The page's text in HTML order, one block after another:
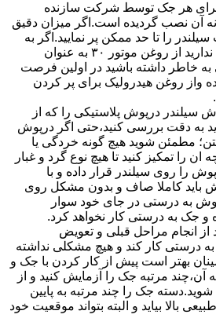
برای هر جک توسط شرکت سازنده
آن نصب گردیده است.اگر میزان دقیق
را تا حد ممکن پر نمایید.اگر به
روغن هیدرولیک دسترسی ندارید از روغن موتور ۳۰ به عنوان
به خاطر داشته باشید در اولین فرصت
واز روغن هیدرولیک برای پر کردن
سیلندر درپوش پلاستیکی را که از
به دقت بررسی کنید،حتی اگر درپوش
مطمئن شوید هیچ گونه خردگی یا
ان را تمکیز کنید تا هیچ نوع گرد و غبار
را روی سیلندر قرار داده و با
باید کاملا صاف و بدون مشکل روی
به درستی در جای خود سوار
و جک به درستی کار نخواهد کرد.
انجام مراحل قبلی و تعویض
درستی کار کند و هیچ مشکلی نداشته
بهتر است پیش از کار کردن با جک و
آن،چند مرتبه جک را آزمایش کنید و از
جک را چند مرتبه به پایین
بالا بیاید و البته بتواند موقعیت خود